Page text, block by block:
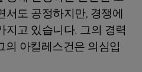
서도 공정하지만, 경쟁에
고 있습니다. 그의 경력
의 아킬레스건은 의심입